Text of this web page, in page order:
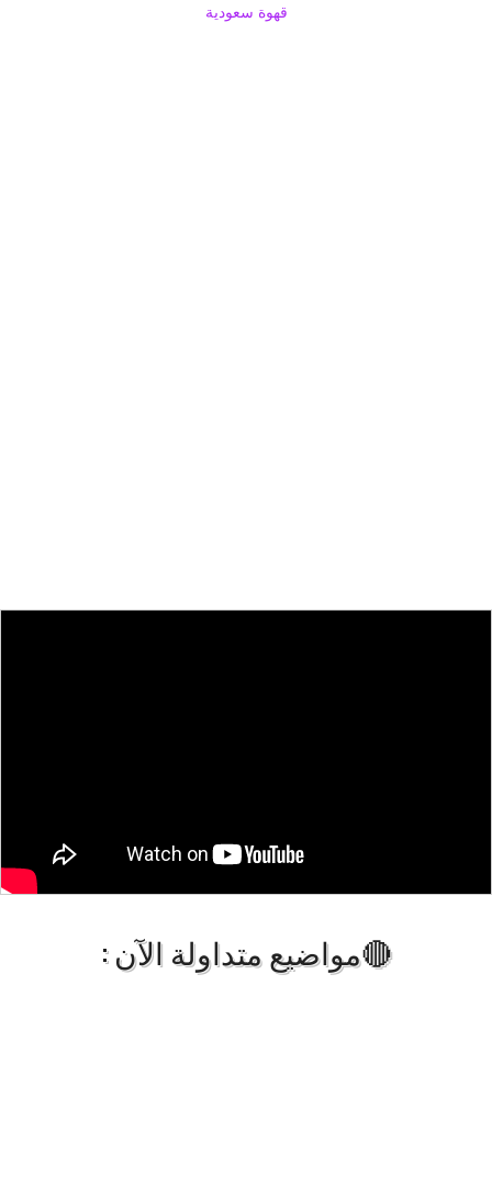
قهوة سعودية
🔴مواضيع متداولة الآن :